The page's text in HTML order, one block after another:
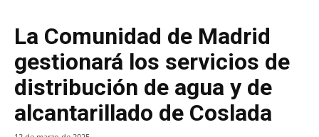
La Comunidad de Madrid
gestionará los servicios de
distribución de agua y de
alcantarillado de Coslada